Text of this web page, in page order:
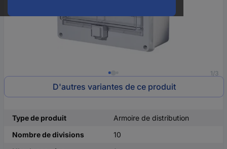
1/3
D'autres variantes de ce produit
Type de produit
Armoire de distribution
Nombre de divisions
10